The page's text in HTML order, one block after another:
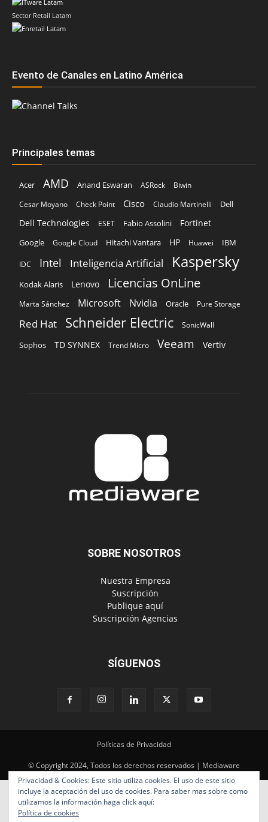
Sector Retail Latam
Evento de Canales en Latino América
Principales temas
Acer AMD Anand Eswaran ASRock
Biwin
Cesar Moyano
Check Point Cisco Claudio Martinelli Dell
Dell Technologies ESET Fabio Assolini Fortinet
Google Google Cloud Hitachi Vantara HP Huawei IBM
IDC Intel Inteligencia Artificial Kaspersky
Kodak Alaris Lenovo Licencias OnLine
Marta Sánchez Microsoft Nvidia Oracle Pure Storage
Red Hat Schneider Electric SonicWall
Sophos TD SYNNEX Trend Micro Veeam Vertiv
SOBRE NOSOTROS
‎ Nuestra Empresa
‎ Suscripción
‎ Publique aquí
‎ Suscripción Agencias
SÍGUENOS
Políticas de Privacidad
© Copyright 2024, Todos los derechos reservados | Mediaware
Privacidad & Cookies: Este sitio utiliza cookies. El uso de este sitio
incluye la aceptación del uso de cookies. Para saber mas sobre como
utilizamos la información haga click aquí:
Política de cookies